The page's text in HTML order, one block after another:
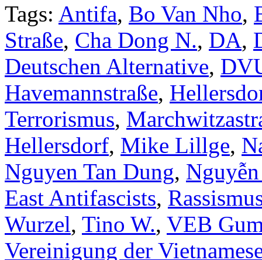
Tags: Antifa, Bo Van Nho,
Straße, Cha Dong N., DA,
Deutschen Alternative,
Havemannstraße,
Terrorismus,
Hellersdorf, Mike Lillge,
Nguyen Tan Dung,
East Antifascists,
Wurzel, Tino W., VEB
Vereinigung der